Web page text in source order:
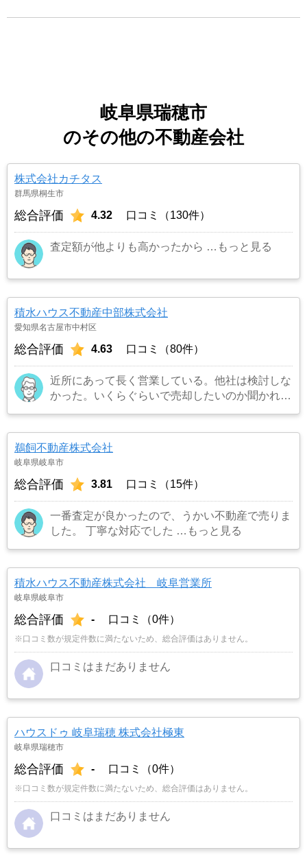
岐阜県瑞穂市
のその他の不動産会社
株式会社カチタス
群馬県桐生市
総合評価 4.32 口コミ（130件）
査定額が他よりも高かったから …もっと見る
積水ハウス不動産中部株式会社
愛知県名古屋市中村区
総合評価 4.63 口コミ（80件）
近所にあって長く営業している。他社は検討しな
かった。いくらぐらいで売却したいのか聞かれた
でその場で即決した。
鵜飼不動産株式会社
岐阜県岐阜市
総合評価 3.81 口コミ（15件）
一番査定が良かったので、うかい不動産で売りま
した。 丁寧な対応でした …もっと見る
積水ハウス不動産株式会社 岐阜営業所
岐阜県岐阜市
総合評価 - 口コミ（0件）
※口コミ数が規定件数に満たないため、総合評価はありません。
口コミはまだありません
ハウスドゥ 岐阜瑞穂 株式会社極東
岐阜県瑞穂市
総合評価 - 口コミ（0件）
※口コミ数が規定件数に満たないため、総合評価はありません。
口コミはまだありません